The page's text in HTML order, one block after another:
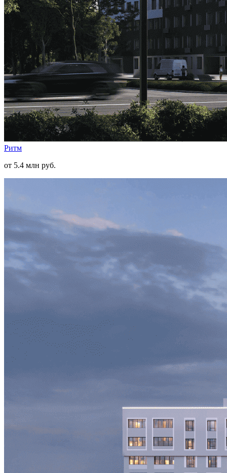
Ритм
от 5.4 млн руб.